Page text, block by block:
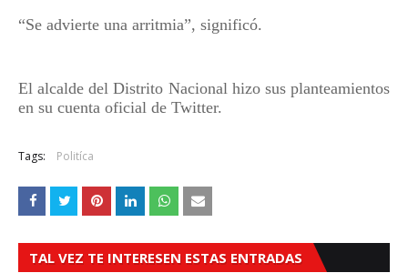
“Se advierte una arritmia”, significó.
El alcalde del Distrito Nacional hizo sus planteamientos
en su cuenta oficial de Twitter.
Tags: Politíca
TAL VEZ TE INTERESEN ESTAS ENTRADAS